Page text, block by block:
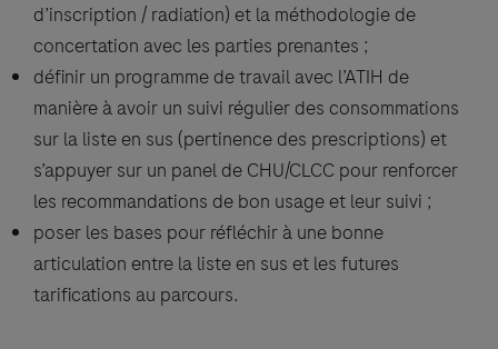
d’inscription / radiation) et la méthodologie de
concertation avec les parties prenantes ;
définir un programme de travail avec l’ATIH de
manière à avoir un suivi régulier des consommations
sur la liste en sus (pertinence des prescriptions) et
s’appuyer sur un panel de CHU/CLCC pour renforcer
les recommandations de bon usage et leur suivi ;
poser les bases pour réfléchir à une bonne
articulation entre la liste en sus et les futures
tarifications au parcours.